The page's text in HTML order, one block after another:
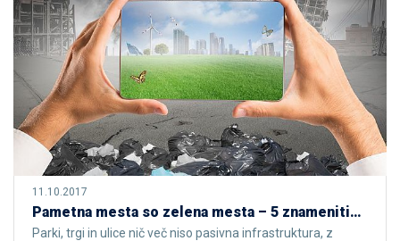
11.10.2017
Pametna mesta so zelena mesta – 5 znamenitih mestnih parkov
Parki, trgi in ulice nič več niso pasivna infrastruktura, z